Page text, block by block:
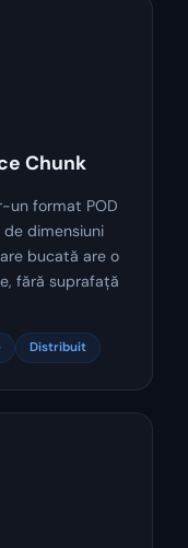
Chunk
un format POD
dimensiuni
bucată are o
fără suprafață
Distribuit